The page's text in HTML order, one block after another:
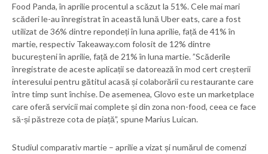
Food Panda, în aprilie procentul a scăzut la 51%. Cele mai mari
scăderi le-au înregistrat în această lună Uber eats, care a fost
utilizat de 36% dintre repondeți în luna aprilie, față de 41% în
martie, respectiv Takeaway.com folosit de 12% dintre
bucureșteni în aprilie, față de 21% în luna martie. ”Scăderile
înregistrate de aceste aplicații se datorează în mod cert creșterii
interesului pentru gătitul acasă și colaborării cu restaurante care
între timp sunt închise. De asemenea, Glovo este un marketplace
care oferă servicii mai complete și din zona non-food, ceea ce face
să-și păstreze cota de piață”, spune Marius Luican.
Studiul comparativ martie – aprilie a vizat și numărul de comenzi